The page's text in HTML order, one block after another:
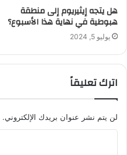
هل يتجه إيثيريوم إلى منطقة
هبوطية في نهاية هذا الأسبوع؟
يوليو 5, 2024
اترك تعليقاً
لن يتم نشر عنوان بريدك الإلكتروني.